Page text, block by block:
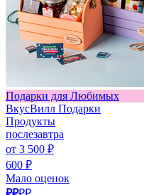
Подарки для Любимых
ВкусВилл Подарки
Продукты
послезавтра
от 3 500 ₽
600 ₽
Мало оценок